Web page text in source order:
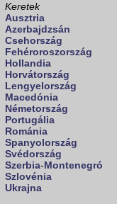
Keretek
Ausztria
Azerbajdzsán
Csehország
Fehéroroszország
Hollandia
Horvátország
Lengyelország
Macedónia
Németország
Portugália
Románia
Spanyolország
Svédország
Szerbia-Montenegró
Szlovénia
Ukrajna